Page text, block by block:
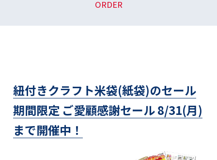
ORDER
紐付きクラフト米袋(紙袋)のセール
期間限定 ご愛顧感謝セール 8/31(月)
まで開催中！